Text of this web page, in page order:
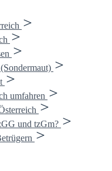
umfahren
und tzGm?